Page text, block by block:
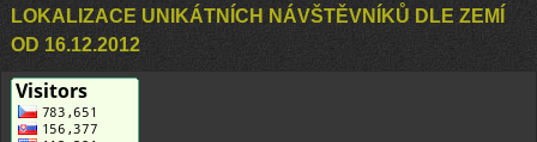
LOKALIZACE UNIKÁTNÍCH NÁVŠTĚVNÍKŮ DLE ZEMÍ
OD 16.12.2012